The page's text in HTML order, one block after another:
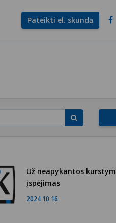
Pateikti el. skundą
Už neapykantos
įspėjimas
2024 10 16